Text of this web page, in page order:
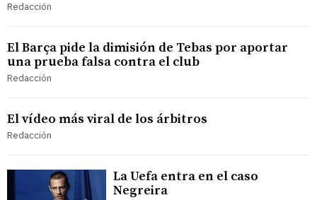
Redacción
El Barça pide la dimisión de Tebas por aportar
una prueba falsa contra el club
Redacción
El vídeo más viral de los árbitros
Redacción
La Uefa entra en el caso
Negreira